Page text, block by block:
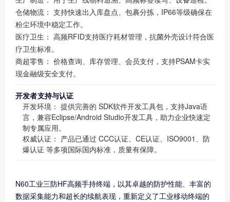
仓储物流： 支持快速出入库盘点、包裹分拣，IP66等级确保在
粉尘环境中稳定工作。
医疗卫生： 高频RFID支持医疗耗材管理，抗菌外壳设计符合医
疗卫生标准。
商超零售： 价格查询、库存管理、会员支付，支持PSAM卡实
现金融级安全支付。
开发者支持与认证
开发环境： 提供完善的 SDK软件开发工具包 ，支持Java语
言，兼容Eclipse/Android Studio开发工具，助力企业快速定
制专属应用。
权威认证： 产品已通过 CCC认证、CE认证、ISO9001、防
爆认证 等多项国际国内标准，质量有保障。
N60工业三防HF高频手持终端，以其卓越的防护性能、丰富的
数据采集能力和超长的续航表现，重新定义了工业移动终端的